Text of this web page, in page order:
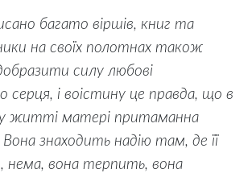
багато віршів, книг та
на своїх полотнах також
силу любові
серця, і воістину це правда, що в
житті матері притаманна
знаходить надію там, де її
вона терпить, вона